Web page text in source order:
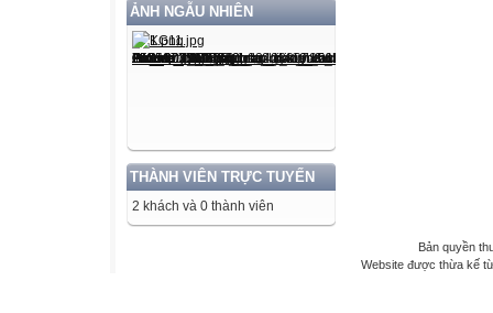
ẢNH NGẪU NHIÊN
THÀNH VIÊN TRỰC TUYẾN
2 khách và 0 thành viên
Bản quyền
Website được thừa kế